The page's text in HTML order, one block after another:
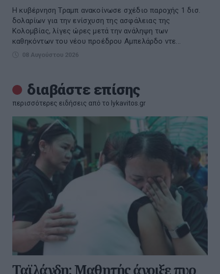
Η κυβέρνηση Τραμπ ανακοίνωσε σχέδιο παροχής 1 δισ.
δολαρίων για την ενίσχυση της ασφάλειας της
Κολομβίας, λίγες ώρες μετά την ανάληψη των
καθηκόντων του νέου προέδρου Αμπελάρδο ντε...
08 Αυγούστου 2026
διαβάστε επίσης
περισσότερες ειδήσεις από το lykavitos.gr
Ταϊλάνδη: Μαθητής άνοιξε πυρ